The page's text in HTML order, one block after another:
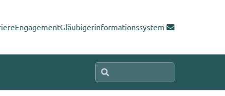
EngagementGläubigerinformationssystem